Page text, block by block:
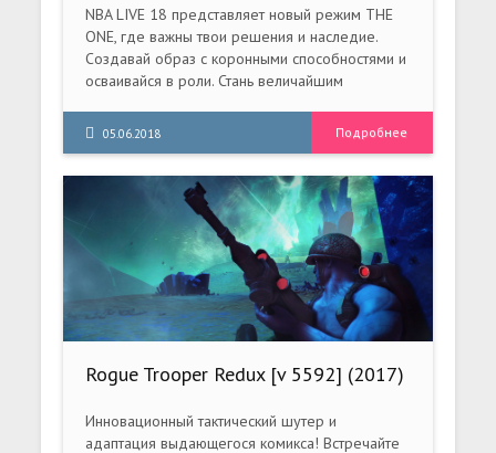
NBA LIVE 18 представляет новый режим THE
ONE, где важны твои решения и наследие.
Создавай образ с коронными способностями и
осваивайся в роли. Стань величайшим
LIVE-состязаниях.
05.06.2018 Подробнее
Rogue Trooper Redux [v 5592] (2017)
Инновационный тактический шутер и
адаптация выдающегося комикса! Встречайте